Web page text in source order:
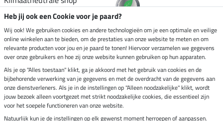
Verzending per
Veilig betalen met
Impressum
Heb jij ook een Cookie voor je paard?
Wij ook! We gebruiken cookies en andere technologieën om je een optimale en veilige
online winkelen aan te bieden, om de prestaties van onze website te meten en om
relevante producten voor jou en je paard te tonen! Hiervoor verzamelen we gegevens
over onze gebruikers en hoe zij onze website kunnen gebruiken op hun apparaten.
Als je op "Alles toestaan" klikt, ga je akkoord met het gebruik van cookies en de
bijbehorende verwerking van je gegevens en met de overdracht van de gegevens aan
onze dienstverleners. Als je in de instellingen op "Alleen noodzakelijke" klikt, wordt
jouw bezoek alleen voortgezet met strikt noodzakelijke cookies, die essentieel zijn
voor het soepele functioneren van onze website.
Natuurlijk kun je de instellingen op elk gewenst moment herroepen of aanpassen.